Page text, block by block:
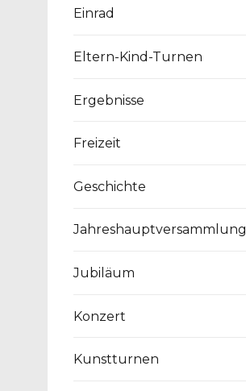
Einrad
Eltern-Kind-Turnen
Ergebnisse
Freizeit
Geschichte
Jahreshauptversammlung
Jubiläum
Konzert
Kunstturnen